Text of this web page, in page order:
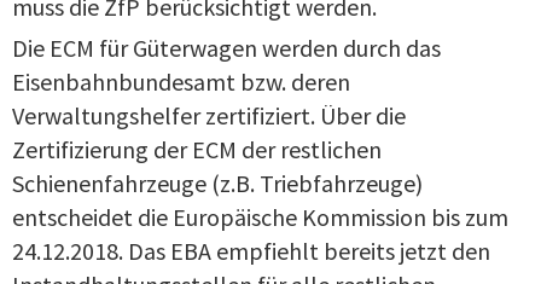
muss die ZfP berücksichtigt werden.
Die ECM für Güterwagen werden durch das
Eisenbahnbundesamt bzw. deren
Verwaltungshelfer zertifiziert. Über die
Zertifizierung der ECM der restlichen
Schienenfahrzeuge (z.B. Triebfahrzeuge)
entscheidet die Europäische Kommission bis zum
24.12.2018. Das EBA empfiehlt bereits jetzt den